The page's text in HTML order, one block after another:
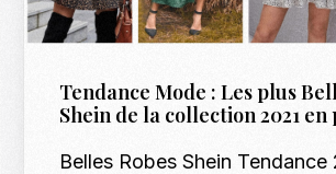
Tendance Mode : Les plus
Shein de la collection 2021 en
Belles Robes Shein